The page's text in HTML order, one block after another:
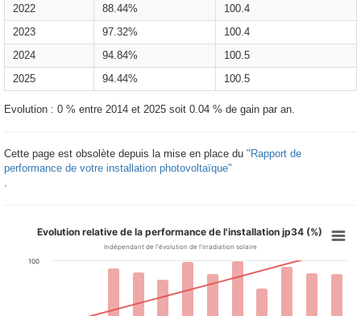
2022
88.44%
100.4
2023
97.32%
100.4
2024
94.84%
100.5
2025
94.44% 100.5
Evolution : 0 % entre 2014 et 2025 soit 0.04 % de gain par an.
Cette page est obsolète depuis la mise en place du "Rapport de
performance de votre installation photovoltaïque"
Evolution relative de la performance de l'installation jp34 (%)
Indépendant de l'évolution de l'irradiation solaire
100